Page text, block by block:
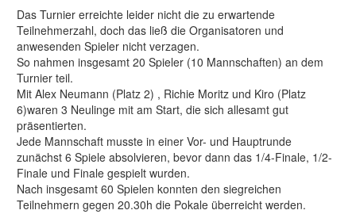
Das Turnier erreichte leider nicht die zu erwartende
Teilnehmerzahl, doch das ließ die Organisatoren und
anwesenden Spieler nicht verzagen.
So nahmen insgesamt 20 Spieler (10 Mannschaften) an dem
Turnier teil.
Mit Alex Neumann (Platz 2) , Richie Moritz und Kiro (Platz
6)waren 3 Neulinge mit am Start, die sich allesamt gut
präsentierten.
Jede Mannschaft musste in einer Vor- und Hauptrunde
zunächst 6 Spiele absolvieren, bevor dann das 1/4-Finale, 1/2-
Finale und Finale gespielt wurden.
Nach insgesamt 60 Spielen konnten den siegreichen
Teilnehmern gegen 20.30h die Pokale überreicht werden.